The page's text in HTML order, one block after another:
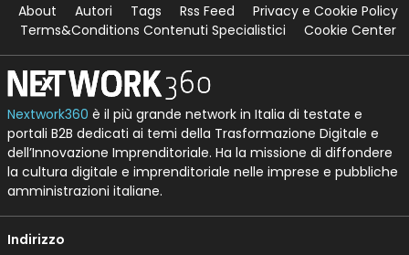
About Autori Tags Rss Feed
Privacy e Cookie Policy
Terms&Conditions Contenuti Specialistici
Cookie Center
Nextwork360 è il più grande network in Italia di testate e
portali B2B dedicati ai temi della Trasformazione Digitale e
dell’Innovazione Imprenditoriale. Ha la missione di diffondere
la cultura digitale e imprenditoriale nelle imprese e pubbliche
amministrazioni italiane.
Indirizzo